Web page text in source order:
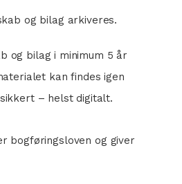
og bilag arkiveres.
og bilag i minimum 5 år
kan findes igen
– helst digitalt.
bogføringsloven og giver